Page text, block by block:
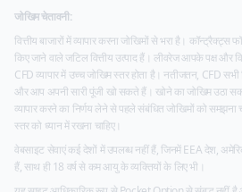
जोखिम चेतावनी:
वित्तीय बाजारों में व्यापार करना जोखिमों से भरा है। कॉन्ट्रैक्ट्स
किए जाने वाले जटिल वित्तीय उत्पाद हैं। लीवरेज आपके पक्ष और
CFD व्यापार में उच्च जोखिम स्तर होता है। नतीजतन, CFD
और आप अपनी सारी पूंजी खो सकते हैं। खोने का जोखिम उठा
व्यापार करने का निर्णय लेने से पहले संबंधित जोखिमों को
स्तर को ध्यान में रखना चाहिए।
वेबसाइट सेवाएं कई देशों में उपलब्ध नहीं हैं, जिनमें EEA देश,
हैं, साथ ही 18 वर्ष से कम आयु के व्यक्तियों के लिए भी।